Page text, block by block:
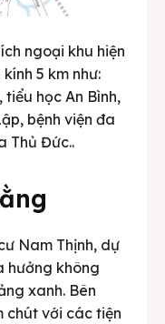
ngoại khu hiện
5 km như:
học An Bình,
bệnh viện đa
Thủ Đức..
Nam Thịnh, dự
hưởng không
xanh. Bên
chút với các tiện